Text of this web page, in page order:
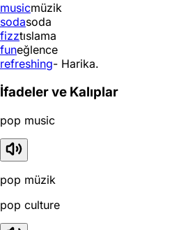
musicmüzik
sodasoda
fizztıslama
funeğlence
refreshing- Harika.
İfadeler ve Kalıplar
pop music
pop müzik
pop culture